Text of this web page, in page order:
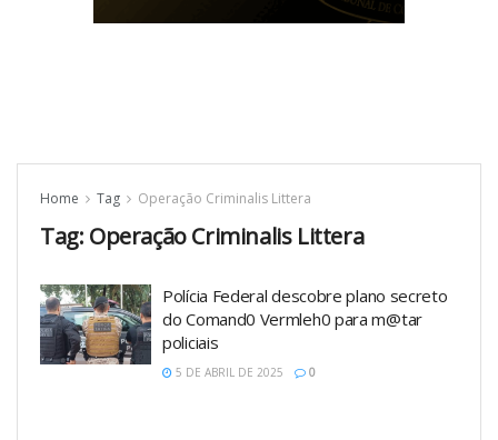
Home Tag Operação Criminalis Littera
Tag: Operação Criminalis Littera
Polícia Federal descobre plano secreto
do Comand0 Vermleh0 para m@tar
policiais
5 DE ABRIL DE 2025 0